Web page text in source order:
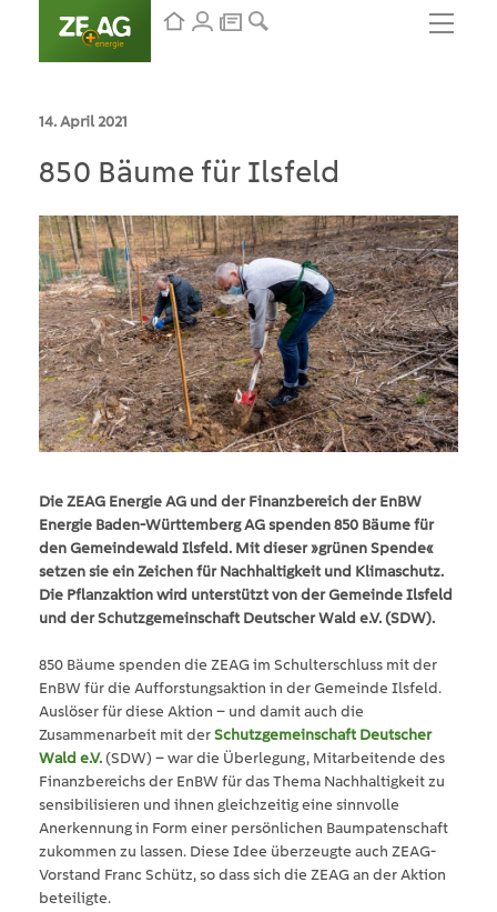
14. April 2021
850 Bäume für Ilsfeld
Die ZEAG Energie AG und der Finanzbereich der EnBW
Energie Baden-Württemberg AG spenden 850 Bäume für
den Gemeindewald Ilsfeld. Mit dieser »grünen Spende«
setzen sie ein Zeichen für Nachhaltigkeit und Klimaschutz.
Die Pflanzaktion wird unterstützt von der Gemeinde Ilsfeld
und der Schutzgemeinschaft Deutscher Wald e.V. (SDW).
850 Bäume spenden die ZEAG im Schulterschluss mit der
EnBW für die Aufforstungsaktion in der Gemeinde Ilsfeld.
Auslöser für diese Aktion – und damit auch die
Zusammenarbeit mit derSchutzgemeinschaft Deutscher
Wald e.V.(SDW) – war die Überlegung, Mitarbeitende des
Finanzbereichs der EnBW für das Thema Nachhaltigkeit zu
sensibilisieren und ihnen gleichzeitig eine sinnvolle
Anerkennung in Form einer persönlichen Baumpatenschaft
zukommen zu lassen. Diese Idee überzeugte auch ZEAG-
Vorstand Franc Schütz, so dass sich die ZEAG an der Aktion
beteiligte.